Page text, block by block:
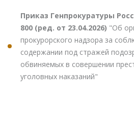
Приказ Генпрокуратуры
800 (ред. от 23.04.2026) "Об
прокурорского надзора за
содержании под стражей
обвиняемых в совершении
уголовных наказаний"